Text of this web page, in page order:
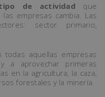
de actividad que
empresas cambia. Las
sector primario,
aquellas empresas
a aprovechar primeras
en la agricultura, la caza,
forestales y la minería.